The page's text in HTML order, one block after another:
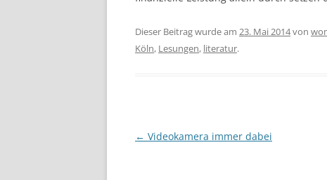
Dieser Beitrag wurde am 23. Mai 2014von
Köln, Lesungen, literatur.
Beitragsnavigation
← Videokamera immer dabei